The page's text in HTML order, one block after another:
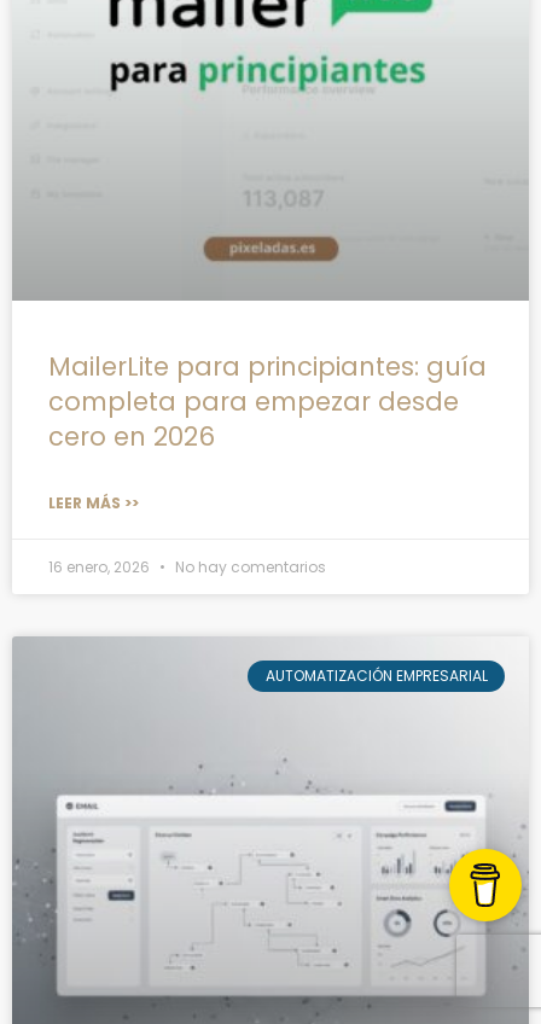
MailerLite para principiantes: guía
completa para empezar desde
cero en 2026
LEER MÁS >>
16 enero, 2026 No hay comentarios
AUTOMATIZACIÓN EMPRESARIAL